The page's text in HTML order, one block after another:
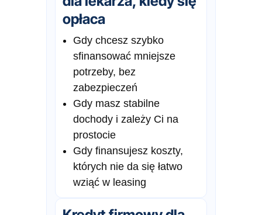
opłaca
Gdy chcesz szybko
sfinansować mniejsze
potrzeby, bez
zabezpieczeń
Gdy masz stabilne
dochody i zależy Ci na
prostocie
Gdy finansujesz koszty,
których nie da się łatwo
wziąć w leasing